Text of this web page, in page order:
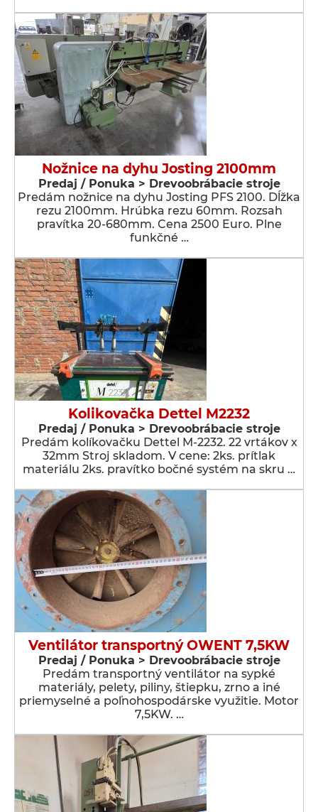
Nožnice na dyhu Josting 2100mm
Predaj / Ponuka > Drevoobrábacie stroje
Predám nožnice na dyhu Josting PFS 2100. Dĺžka
rezu 2100mm. Hrúbka rezu 60mm. Rozsah
pravítka 20-680mm. Cena 2500 Euro. Plne
funkčné …
Kolikovačka Dettel M2232
Predaj / Ponuka > Drevoobrábacie stroje
Predám kolíkovačku Dettel M-2232. 22 vrtákov x
32mm Stroj skladom. V cene: 2ks. prítlak
materiálu 2ks. pravítko bočné systém na skru …
Ventilátor transportný OWENT 7,5KW
Predaj / Ponuka > Drevoobrábacie stroje
Predám transportný ventilátor na sypké
materiály, pelety, piliny, štiepku, zrno a iné
priemyselné a poľnohospodárske využitie. Motor
7,5KW. …